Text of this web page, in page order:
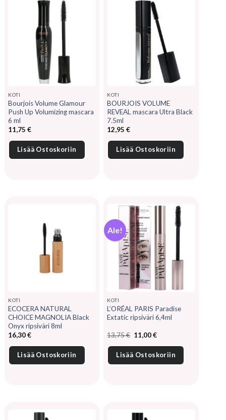
KOTI
Bourjois Volume Glamour
Push Up Volumizing mascara
6 ml
11,75 €
Lisää Ostoskoriin
KOTI
BOURJOIS VOLUME
REVEAL mascara Ultra Black
7.5ml
12,95€
Lisää Ostoskoriin
KOTI
ECOCERA NATURAL
CHOICE MAGNOLIA Black
Onyx ripsiväri 8ml
16,30€
Lisää Ostoskoriin
Ale!
KOTI
L’ORÉAL PARIS Paradise
Extatic ripsiväri 6,4ml
13,75€ Alkuperäinen
hinta
oli:
13,75 €.
11,00€Nykyinen
on:
11,00 €.
Lisää Ostoskoriin